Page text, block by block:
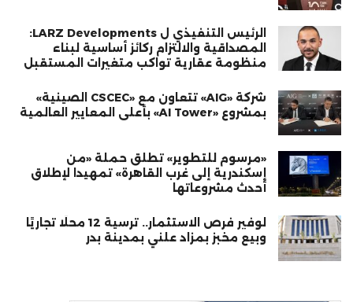
الرئيس التنفيذي ل LARZ Developments:
المصداقية والالتزام ركائز أساسية لبناء
منظومة عقارية تواكب متغيرات المستقبل
شركة «AIG» تتعاون مع «CSCEC الصينية»
بمشروع «AI Tower» بأعلى المعايير العالمية
«مرسوم للتطوير» تطلق حملة «من
إسكندرية إلى غرب القاهرة» تمهيدا لإطلاق
أحدث مشروعاتها
لوفير فرص الاستثمار.. ترسية 12 محلًا تجاريًا
وبيع مخبز بمزاد علني بمدينة بدر